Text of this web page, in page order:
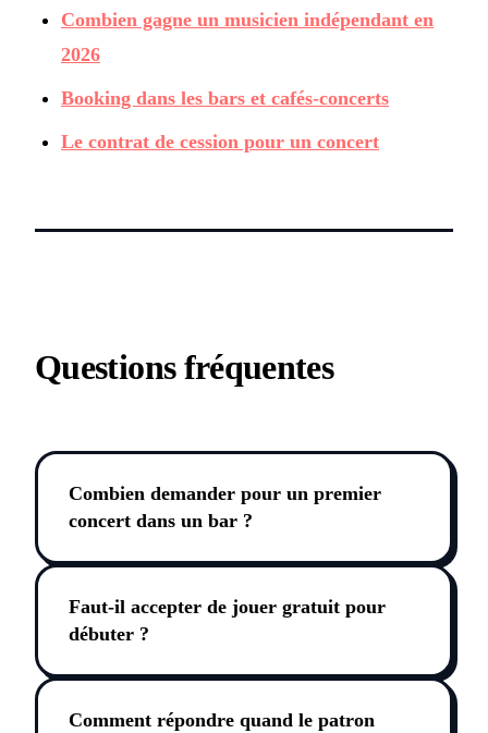
Combien gagne un musicien indépendant en
2026
Booking dans les bars et cafés-concerts
Le contrat de cession pour un concert
Questions fréquentes
Combien demander pour un premier
concert dans un bar ?
Faut-il accepter de jouer gratuit pour
débuter ?
Comment répondre quand le patron